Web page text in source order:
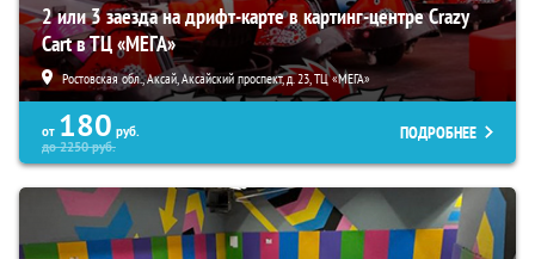
2 или 3 заезда на дрифт-карте в картинг-центре Crazy
Cart в ТЦ «МЕГА»
Ростовская обл., Аксай, Аксайский проспект, д. 23, ТЦ «МЕГА»
от 180 руб.
до2250руб.
ПОДРОБНЕЕ